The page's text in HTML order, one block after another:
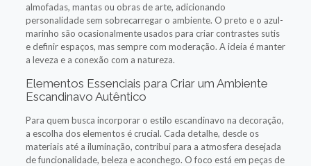
almofadas, mantas ou obras de arte, adicionando
personalidade sem sobrecarregar o ambiente. O preto e o azul-
marinho são ocasionalmente usados para criar contrastes sutis
e definir espaços, mas sempre com moderação. A ideia é manter
a leveza e a conexão com a natureza.
Elementos Essenciais para Criar um Ambiente
Escandinavo Autêntico
Para quem busca incorporar o estilo escandinavo na decoração,
a escolha dos elementos é crucial. Cada detalhe, desde os
materiais até a iluminação, contribui para a atmosfera desejada
de funcionalidade, beleza e aconchego. O foco está em peças de